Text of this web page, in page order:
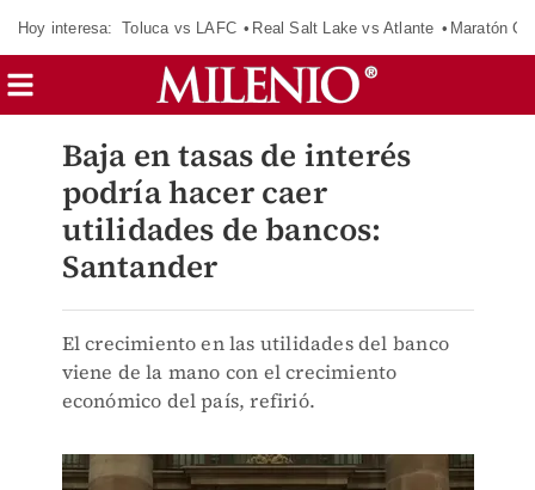
Hoy interesa: Toluca vs LAFC Real Salt Lake vs Atlante Maratón
Baja en tasas de interés
podría hacer caer
utilidades de bancos:
Santander
El crecimiento en las utilidades del banco
viene de la mano con el crecimiento
económico del país, refirió.